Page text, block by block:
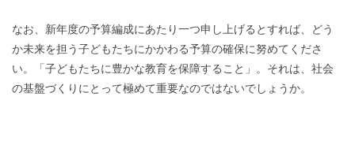
なお、新年度の予算編成にあたり一つ申し上げるとすれば、どう
か未来を担う子どもたちにかかわる予算の確保に努めてくださ
い。「子どもたちに豊かな教育を保障すること」。それは、社会
の基盤づくりにとって極めて重要なのではないでしょうか。